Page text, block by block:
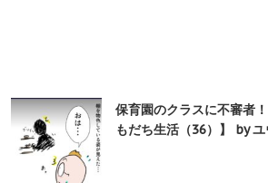
保育園のクラスに不審者
もだち生活（36）】 by ユ